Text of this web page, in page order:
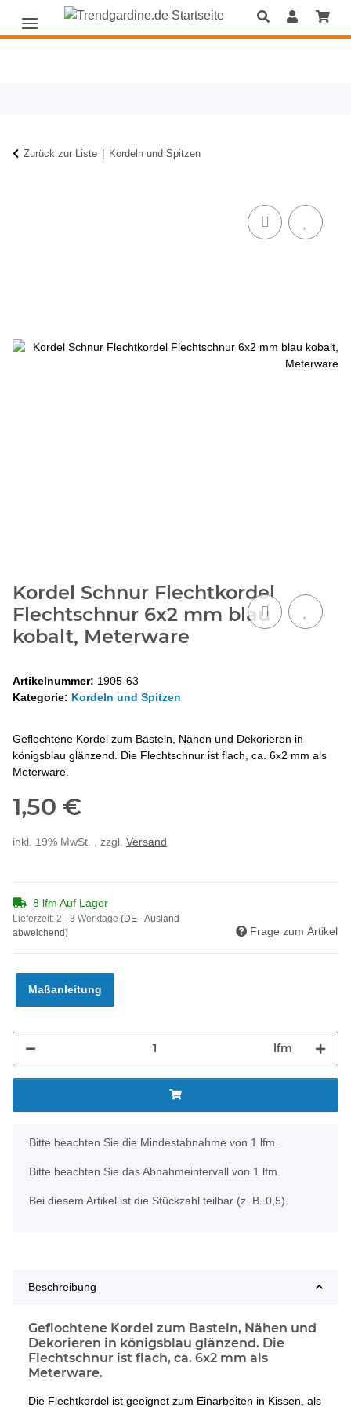
Zurück zur Liste Kordeln und Spitzen
Kordel Schnur Flechtkordel
Flechtschnur 6x2 mm blau
kobalt, Meterware
Artikelnummer: 1905-63
Kategorie: Kordeln und Spitzen
Geflochtene Kordel zum Basteln, Nähen und Dekorieren in
königsblau glänzend. Die Flechtschnur ist flach, ca. 6x2 mm als
Meterware.
1,50 €
inkl. 19% MwSt. , zzgl. Versand
8 lfm Auf Lager
Lieferzeit: 2 - 3 Werktage (DE - Ausland
abweichend)
Frage zum Artikel
Maßanleitung
lfm
x
Bitte beachten Sie die Mindestabnahme von 1 lfm.
Bitte beachten Sie das Abnahmeintervall von 1 lfm.
Bei diesem Artikel ist die Stückzahl teilbar (z. B. 0,5).
Beschreibung
Geflochtene Kordel zum Basteln, Nähen und
Dekorieren in königsblau glänzend. Die
Flechtschnur ist flach, ca. 6x2 mm als
Meterware.
Die Flechtkordel ist geeignet zum Einarbeiten in Kissen, als